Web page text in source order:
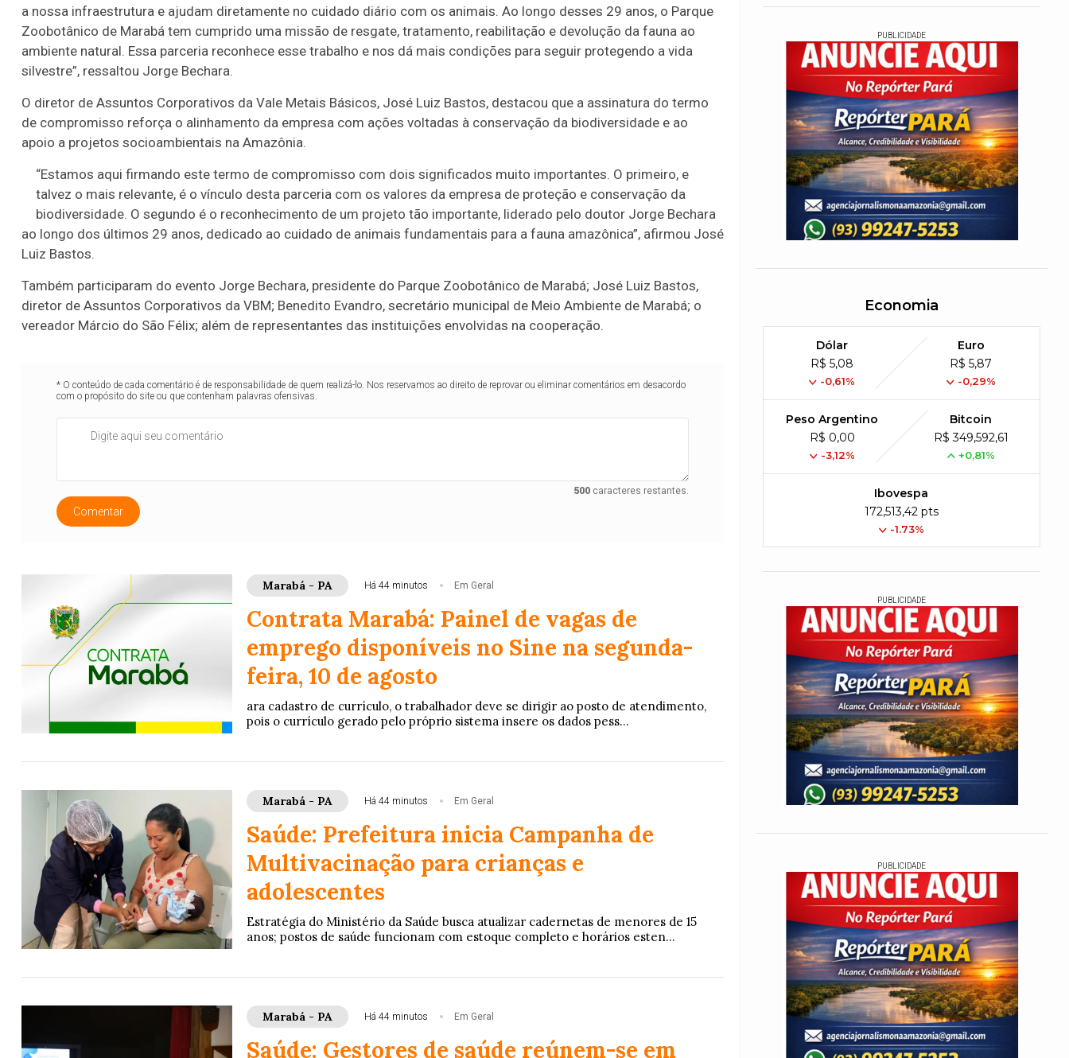
a nossa infraestrutura e ajudam diretamente no cuidado diário com os animais. Ao longo desses 29 anos, o Parque
Zoobotânico de Marabá tem cumprido uma missão de resgate, tratamento, reabilitação e devolução da fauna ao
ambiente natural. Essa parceria reconhece esse trabalho e nos dá mais condições para seguir protegendo a vida
silvestre”, ressaltou Jorge Bechara.
O diretor de Assuntos Corporativos da Vale Metais Básicos, José Luiz Bastos, destacou que a assinatura do termo
de compromisso reforça o alinhamento da empresa com ações voltadas à conservação da biodiversidade e ao
apoio a projetos socioambientais na Amazônia.
“Estamos aqui firmando este termo de compromisso com dois significados muito importantes. O primeiro, e
talvez o mais relevante, é o vínculo desta parceria com os valores da empresa de proteção e conservação da
biodiversidade. O segundo é o reconhecimento de um projeto tão importante, liderado pelo doutor Jorge Bechara
ao longo dos últimos 29 anos, dedicado ao cuidado de animais fundamentais para a fauna amazônica”, afirmou José
Luiz Bastos.
Também participaram do evento Jorge Bechara, presidente do Parque Zoobotânico de Marabá; José Luiz Bastos,
diretor de Assuntos Corporativos da VBM; Benedito Evandro, secretário municipal de Meio Ambiente de Marabá; o
vereador Márcio do São Félix; além de representantes das instituições envolvidas na cooperação.
* O conteúdo de cada comentário é de responsabilidade de quem realizá-lo. Nos reservamos ao direito de reprovar ou eliminar comentários em desacordo
com o propósito do site ou que contenham palavras ofensivas.
500caracteres restantes.
Comentar
Marabá - PA Há 44 minutos Em Geral
Contrata Marabá: Painel de vagas de
emprego disponíveis no Sine na segunda-
feira, 10 de agosto
ara cadastro de currículo, o trabalhador deve se dirigir ao posto de atendimento,
pois o currículo gerado pelo próprio sistema insere os dados pess...
Marabá - PA Há 44 minutos Em Geral
Saúde: Prefeitura inicia Campanha de
Multivacinação para crianças e
adolescentes
Estratégia do Ministério da Saúde busca atualizar cadernetas de menores de 15
anos; postos de saúde funcionam com estoque completo e horários esten...
Marabá - PA Há 44 minutos Em Geral
Saúde: Gestores de saúde reúnem-se em
PUBLICIDADE
Economia
Dólar
R$ 5,08
-0,61%
Euro
R$ 5,87
-0,29%
Peso Argentino
R$ 0,00
-3,12%
Bitcoin
R$ 349,592,61
+0,81%
Ibovespa
172,513,42 pts
-1.73%
PUBLICIDADE
PUBLICIDADE